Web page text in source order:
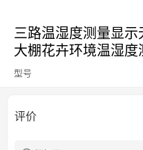
三路温湿度测量显
大棚花卉环境温湿度
型号
评价